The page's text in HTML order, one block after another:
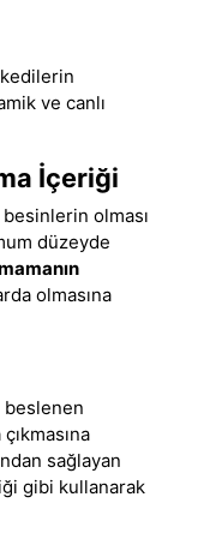
ve canlı
İçeriği
olması
düzeyde
olmasına
beslenen
sağlayan
gibi kullanarak